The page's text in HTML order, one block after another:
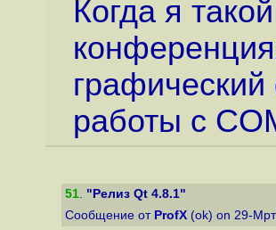
Когда я
работы с
51. "Релиз Qt 4.8.1"
Сообщение от ProfX (ok) on 29-